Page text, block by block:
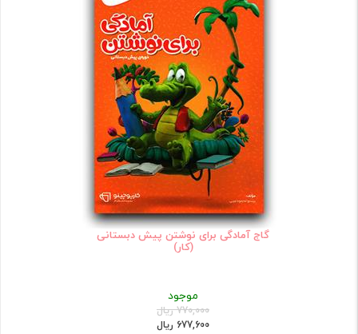
گاج آمادگی برای نوشتن پیش دبستانی
(کار)
موجود
770,000 ریال
677,600 ریال